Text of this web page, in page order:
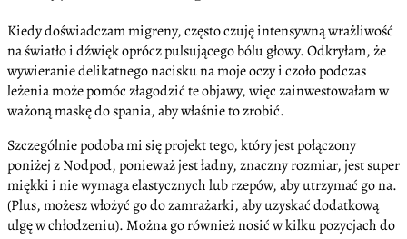
Kiedy doświadczam migreny, często czuję intensywną wrażliwość
na światło i dźwięk oprócz pulsującego bólu głowy. Odkryłam, że
wywieranie delikatnego nacisku na moje oczy i czoło podczas
leżenia może pomóc złagodzić te objawy, więc zainwestowałam w
ważoną maskę do spania, aby właśnie to zrobić.
Szczególnie podoba mi się projekt tego, który jest połączony
poniżej z Nodpod, ponieważ jest ładny, znaczny rozmiar, jest super
miękki i nie wymaga elastycznych lub rzepów, aby utrzymać go na.
(Plus, możesz włożyć go do zamrażarki, aby uzyskać dodatkową
ulgę w chłodzeniu). Można go również nosić w kilku pozycjach do